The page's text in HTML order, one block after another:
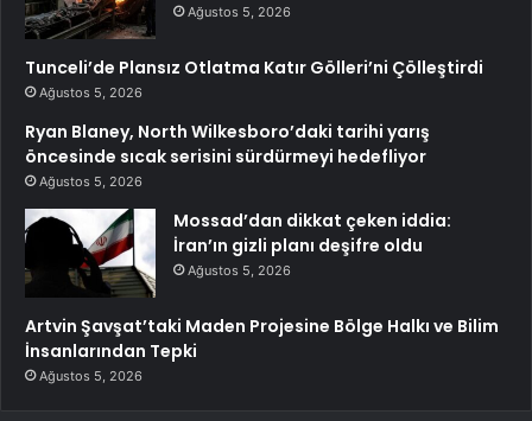
Ağustos 5, 2026
Tunceli’de Plansız Otlatma Katır Gölleri’ni Çölleştirdi
Ağustos 5, 2026
Ryan Blaney, North Wilkesboro’daki tarihi yarış
öncesinde sıcak serisini sürdürmeyi hedefliyor
Ağustos 5, 2026
Mossad’dan dikkat çeken iddia:
İran’ın gizli planı deşifre oldu
Ağustos 5, 2026
Artvin Şavşat’taki Maden Projesine Bölge Halkı ve Bilim
İnsanlarından Tepki
Ağustos 5, 2026